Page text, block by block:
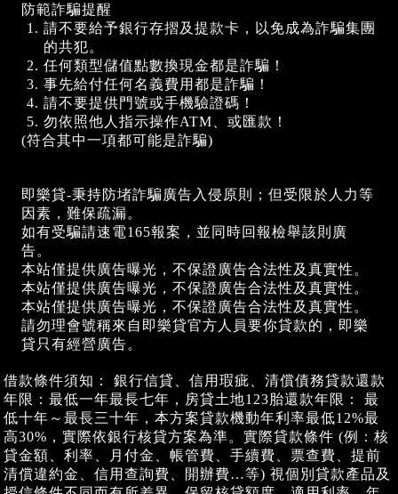
防範詐騙提醒
請不要給予銀行存摺及提款卡，以免成為詐騙集團
的共犯。
任何類型儲值點數換現金都是詐騙！
事先給付任何名義費用都是詐騙！
請不要提供門號或手機驗證碼！
勿依照他人指示操作ATM、或匯款！
(符合其中一項都可能是詐騙)
即樂貸-秉持防堵詐騙廣告入侵原則；但受限於人力等
因素，難保疏漏。
如有受騙請速電165報案，並同時回報檢舉該則廣
告。
本站僅提供廣告曝光，不保證廣告合法性及真實性。
本站僅提供廣告曝光，不保證廣告合法性及真實性。
本站僅提供廣告曝光，不保證廣告合法性及真實性。
請勿理會號稱來自即樂貸官方人員要你貸款的，即樂
貸只有經營廣告。
借款條件須知： 銀行信貸、信用瑕疵、清償債務貸款還款
年限：最低一年最長七年，房貸土地123胎還款年限： 最
低十年～最長三十年，本方案貸款機動年利率最低12%最
高30%，實際依銀行核貸方案為準。實際貸款條件 (例：核
貸金額、利率、月付金、帳管費、手續費、票查費、提前
清償違約金、信用查詢費、開辦費…等) 視個別貸款產品及